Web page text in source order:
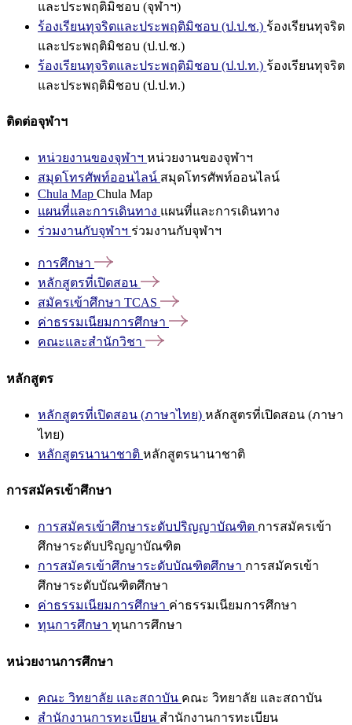
และประพฤติมิชอบ (จุฬาฯ)
ร้องเรียนทุจริตและประพฤติมิชอบ (ป.ป.ช.) ร้องเรียนทุจริต
และประพฤติมิชอบ (ป.ป.ช.)
ร้องเรียนทุจริตและประพฤติมิชอบ (ป.ป.ท.) ร้องเรียนทุจริต
และประพฤติมิชอบ (ป.ป.ท.)
ติดต่อจุฬาฯ
หน่วยงานของจุฬาฯ หน่วยงานของจุฬาฯ
สมุดโทรศัพท์ออนไลน์ สมุดโทรศัพท์ออนไลน์
Chula Map Chula Map
แผนที่และการเดินทาง แผนที่และการเดินทาง
ร่วมงานกับจุฬาฯ ร่วมงานกับจุฬาฯ
การศึกษา
หลักสูตรที่เปิดสอน
สมัครเข้าศึกษา TCAS
ค่าธรรมเนียมการศึกษา
คณะและสำนักวิชา
หลักสูตร
หลักสูตรที่เปิดสอน (ภาษาไทย) หลักสูตรที่เปิดสอน (ภาษา
ไทย)
หลักสูตรนานาชาติ หลักสูตรนานาชาติ
การสมัครเข้าศึกษา
การสมัครเข้าศึกษาระดับปริญญาบัณฑิต การสมัครเข้า
ศึกษาระดับปริญญาบัณฑิต
การสมัครเข้าศึกษาระดับบัณฑิตศึกษา การสมัครเข้า
ศึกษาระดับบัณฑิตศึกษา
ค่าธรรมเนียมการศึกษา ค่าธรรมเนียมการศึกษา
ทุนการศึกษา ทุนการศึกษา
หน่วยงานการศึกษา
คณะ วิทยาลัย และสถาบัน คณะ วิทยาลัย และสถาบัน
สำนักงานการทะเบียน สำนักงานการทะเบียน